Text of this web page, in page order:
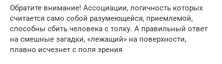
Обратите внимание! Ассоциации, логичность которых
считается само собой разумеющейся, приемлемой,
способны сбить человека с толку. А правильный ответ
на смешные загадки, «лежащий» на поверхности,
плавно исчезнет с поля зрения